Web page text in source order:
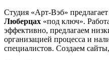
Студия «Арт-Вэб» предлагает
Люберцах «под ключ».
эффективно, предлагаем
организацией процесса и
специалистов. Создаем